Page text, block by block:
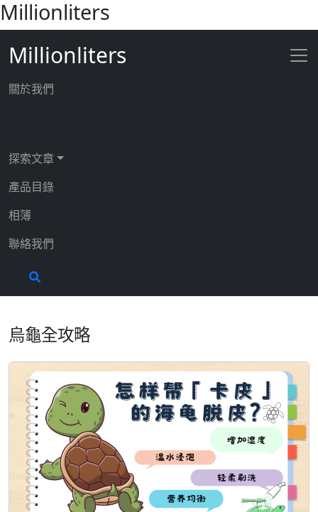
Millionliters
Millionliters
關於我們
探索文章
產品目錄
相簿
聯絡我們
烏龜全攻略